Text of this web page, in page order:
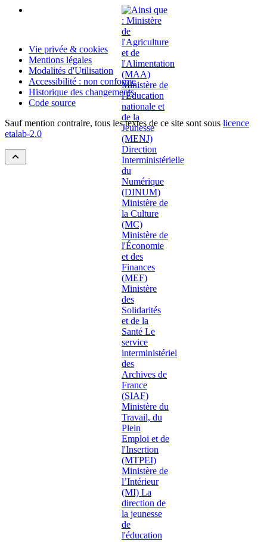
Vie privée & cookies
Mentions légales
Modalités d'Utilisation
Accessibilité : non conforme
Historique des changements
Code source
Sauf mention contraire, tous les textes de ce site sont sous licence
etalab-2.0